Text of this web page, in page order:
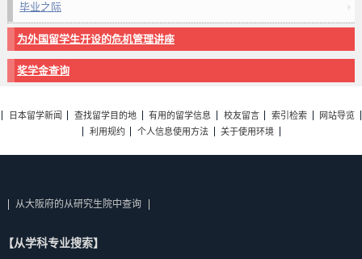
毕业之际
为外国留学生开设的危机管理讲座
奖学金查询
日本留学新闻 查找留学目的地 有用的留学信息 校友留言 索引检索
网站导览
利用规约
个人信息使用方法 关于使用环境
从大阪府的从研究生院中查询
【从学科专业搜索】